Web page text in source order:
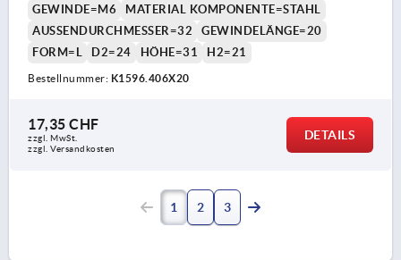
GEWINDE=M6
MATERIAL KOMPONENTE=STAHL
AUSSENDURCHMESSER=32
GEWINDELÄNGE=20
FORM=L
D2=24 HÖHE=31 H2=21
Bestellnummer: K1596.406X20
17,35 CHF
zzgl. MwSt.
zzgl. Versandkosten
DETAILS
1 2 3